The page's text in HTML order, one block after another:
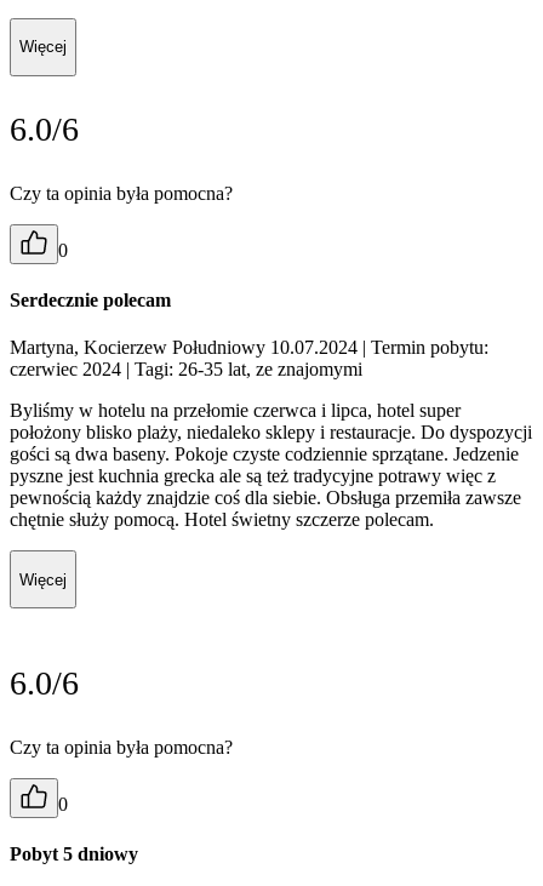
Więcej
6.0/6
Czy ta opinia była pomocna?
0
Serdecznie polecam
Martyna, Kocierzew Południowy 10.07.2024 | Termin pobytu:
czerwiec 2024 | Tagi: 26-35 lat, ze znajomymi
Byliśmy w hotelu na przełomie czerwca i lipca, hotel super
położony blisko plaży, niedaleko sklepy i restauracje. Do dyspozycji
gości są dwa baseny. Pokoje czyste codziennie sprzątane. Jedzenie
pyszne jest kuchnia grecka ale są też tradycyjne potrawy więc z
pewnością każdy znajdzie coś dla siebie. Obsługa przemiła zawsze
chętnie służy pomocą. Hotel świetny szczerze polecam.
Więcej
6.0/6
Czy ta opinia była pomocna?
0
Pobyt 5 dniowy